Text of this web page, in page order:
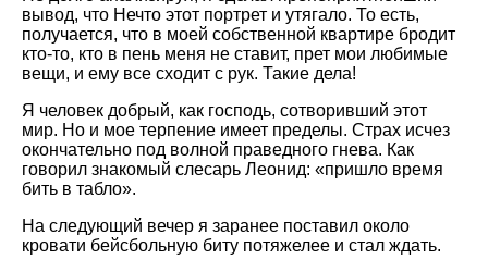
вывод, что Нечто этот портрет и утягало. То есть,
получается, что в моей собственной квартире бродит
кто-то, кто в пень меня не ставит, прет мои любимые
вещи, и ему все сходит с рук. Такие дела!
Я человек добрый, как господь, сотворивший этот
мир. Но и мое терпение имеет пределы. Страх исчез
окончательно под волной праведного гнева. Как
говорил знакомый слесарь Леонид: «пришло время
бить в табло».
На следующий вечер я заранее поставил около
кровати бейсбольную биту потяжелее и стал ждать.